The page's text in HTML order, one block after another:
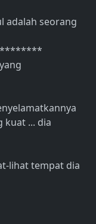
adalah seorang
kuat ... dia
lihat tempat dia